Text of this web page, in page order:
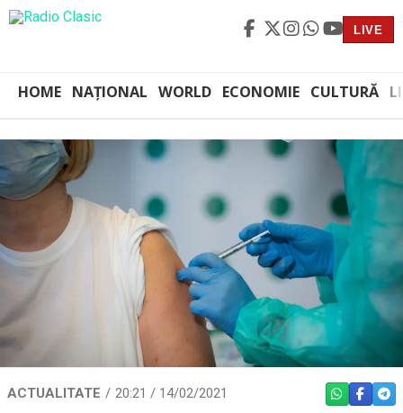
LIVE
HOME NAȚIONAL WORLD ECONOMIE CULTURĂ
ACTUALITATE 20:21 / 14/02/2021 WHATSAPP